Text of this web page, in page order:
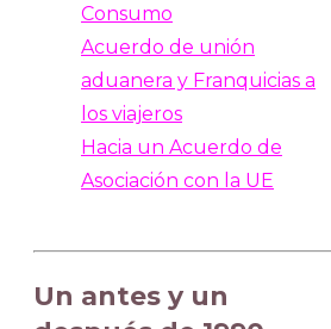
Consumo
Acuerdo de unión
aduanera y Franquicias a
los viajeros
Hacia un Acuerdo de
Asociación con la UE
Un antes y un